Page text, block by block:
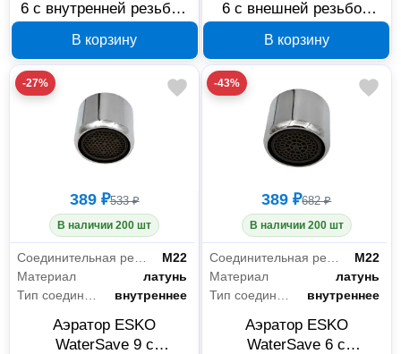
6 с внутренней резьбой
В корзину
6 с внешней резьбой
В корзину
-27%
389 ₽533 ₽
В наличии 200 шт
М22
Материал
латунь
внутреннее
Аэратор ESKO
WaterSave 9 с
-43%
389 ₽682 ₽
В наличии 200 шт
М22
Материал
латунь
внутреннее
Аэратор ESKO
WaterSave 6 с